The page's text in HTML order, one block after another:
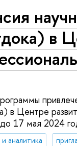
в
в Центре
17 мая 2024
аналитика